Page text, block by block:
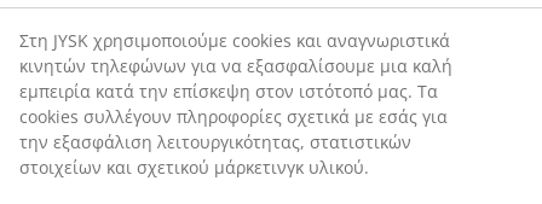
Στη JYSK χρησιμοποιούμε cookies και αναγνωριστικά
κινητών τηλεφώνων για να εξασφαλίσουμε μια καλή
εμπειρία κατά την επίσκεψη στον ιστότοπό μας. Τα
cookies συλλέγουν πληροφορίες σχετικά με εσάς για
την εξασφάλιση λειτουργικότητας, στατιστικών
στοιχείων και σχετικού μάρκετινγκ υλικού.